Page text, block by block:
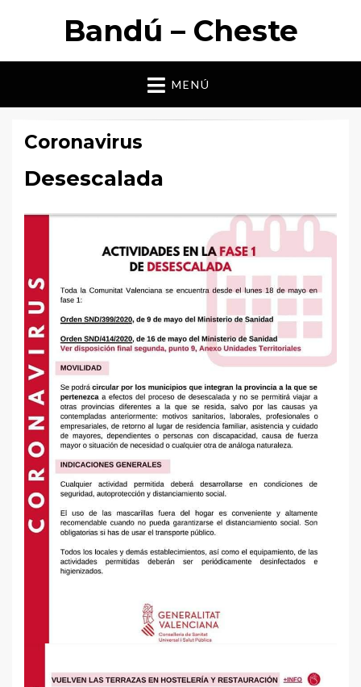
Bandú – Cheste
MENÚ
Coronavirus
Desescalada